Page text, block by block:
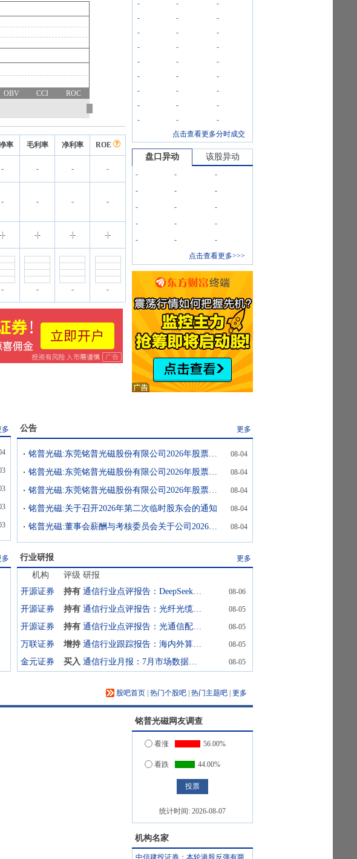
OBV CCI ROC
率 毛利率 净利率 ROE
- - - -
- - - -
-|- -|- -|- --
- - - -
-
-
-
-
-
-
-
-
-
-
-
-
-
-
-
-
-
-
-
-
-
-
-
-
-
-
-
点击查看更多分时成交
盘口异动 该股异动
- -
-
-
-
-
-
-
-
-
-
-
-
-
-
点击查看更多>>>
多 公告 更多
铭普光磁:东莞铭普光磁股份有限公司2026年股票期权与限制性股票激励计划(草案)摘要 08-04
铭普光磁:东莞铭普光磁股份有限公司2026年股票期权与限制性股票激励计划(草案) 08-04
铭普光磁:东莞铭普光磁股份有限公司2026年股票期权与限制性股票激励计划草案自查表 08-04
铭普光磁:关于召开2026年第二次临时股东会的通知 08-04
铭普光磁:董事会薪酬与考核委员会关于公司2026年股票期权激励计划相关事项的核查意见 08-04
多 行业研报 更多
机构 评级 研报
开源证券
持有 通信行业点评报告：DeepSeek官宣涨价，国产Token链核心受益 08-06
开源证券 持有 通信行业点评报告：光纤光缆配置时点已至 08-05
开源证券 持有 通信行业点评报告：光通信配置时刻已至 08-05
万联证券 增持 通信行业跟踪报告：海内外算力投入形成共振，卫星互联网加速规模化部署 08-05
金元证券 买入 通信行业月报：7月市场数据及重点事件分析 08-05
股吧首页 热门个股吧 热门主题吧 更多
铭普光磁网友调查
看涨 56.00%
看跌 44.00%
统计时间: 2026-08-07
机构名家
中信建投证券：本轮港股反弹有两